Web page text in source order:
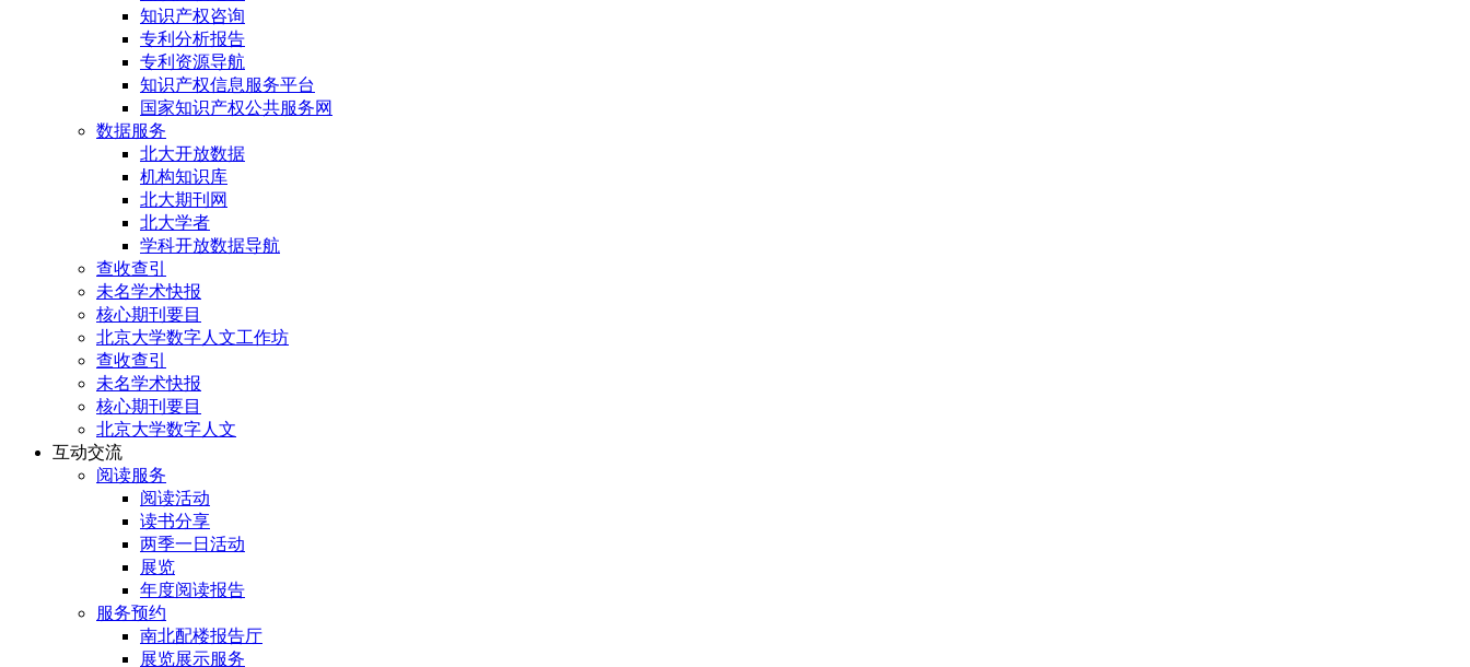
知识产权咨询
专利分析报告
专利资源导航
知识产权信息服务平台
国家知识产权公共服务网
数据服务
北大开放数据
机构知识库
北大期刊网
北大学者
学科开放数据导航
查收查引
未名学术快报
核心期刊要目
北京大学数字人文工作坊
查收查引
未名学术快报
核心期刊要目
北京大学数字人文
互动交流
阅读服务
阅读活动
读书分享
两季一日活动
展览
年度阅读报告
服务预约
南北配楼报告厅
展览展示服务